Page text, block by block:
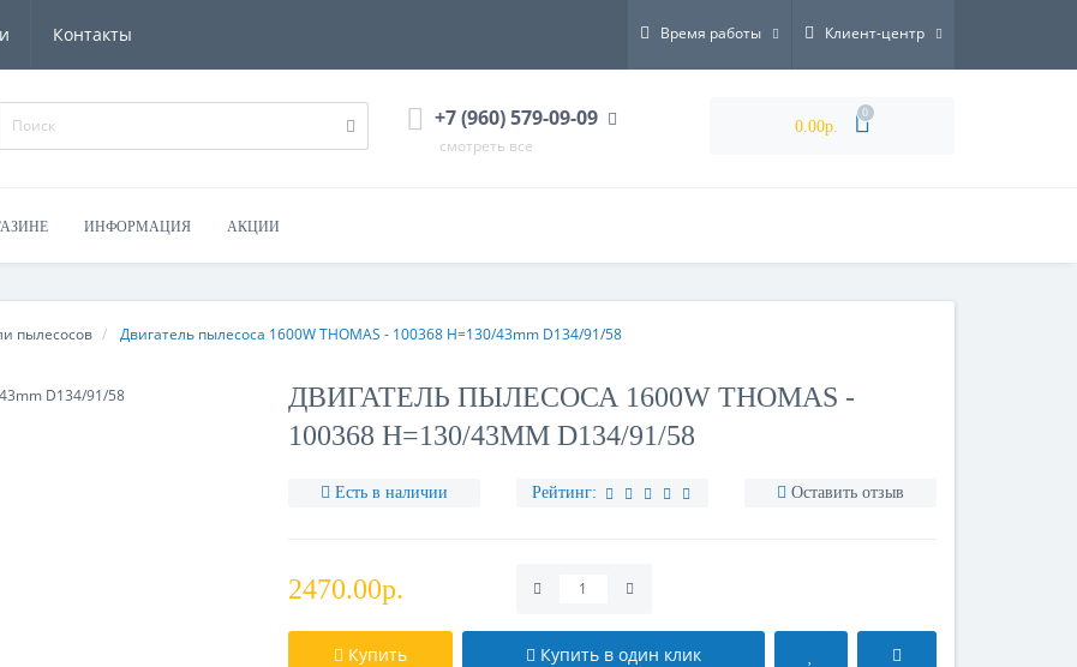
Контакты Время работы Клиент-центр
+7 (960) 579-09-09
смотреть все
0.00р.
0
ИНФОРМАЦИЯ АКЦИИ
пылесосов Двигатель пылесоса 1600W THOMAS - 100368 H=130/43mm D134/91/58
ДВИГАТЕЛЬ ПЫЛЕСОСА 1600W THOMAS -
100368 H=130/43MM D134/91/58
Есть в наличии Рейтинг: Оставить отзыв
2470.00р.
Купить Купить в один клик